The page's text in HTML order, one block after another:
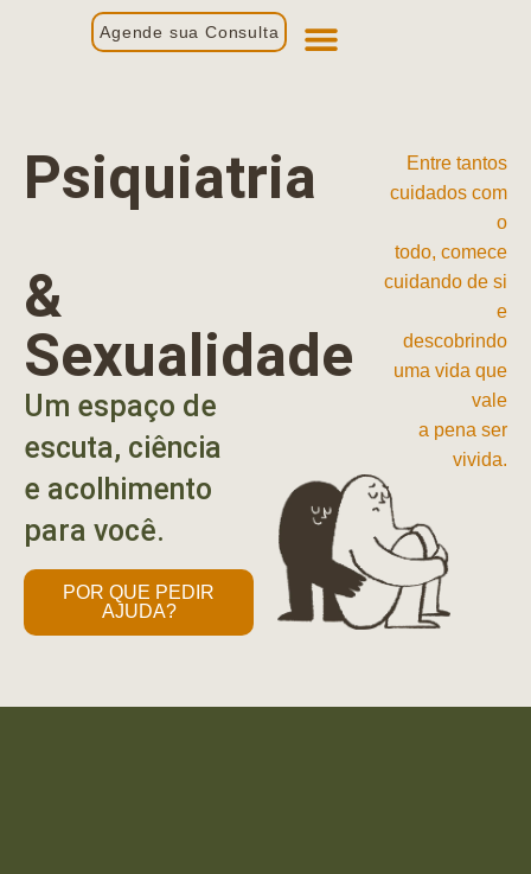
Agende sua Consulta
Psiquiatria
&
Sexualidade
Um espaço de
escuta, ciência
e acolhimento
para você.
POR QUE PEDIR
AJUDA?
Entre tantos
cuidados com
o
todo, comece
cuidando de si
e
descobrindo
uma vida que
vale
a pena ser
vivida.